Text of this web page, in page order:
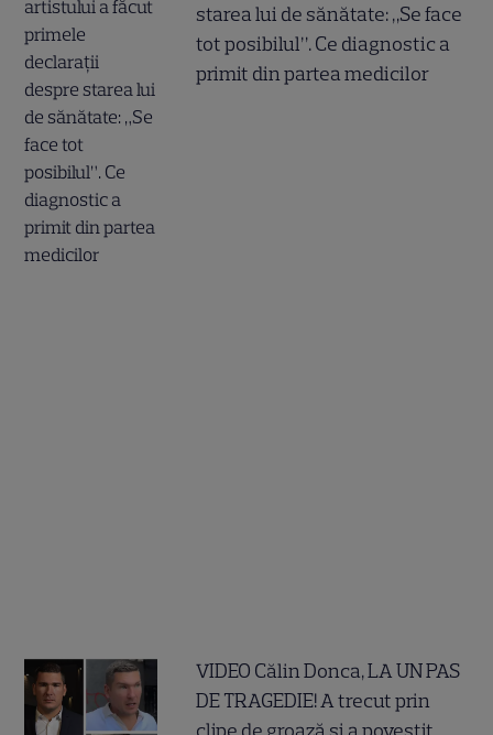
starea lui de sănătate: „Se face
tot posibilul”. Ce diagnostic a
primit din partea medicilor
VIDEO Călin Donca, LA UN PAS
DE TRAGEDIE! A trecut prin